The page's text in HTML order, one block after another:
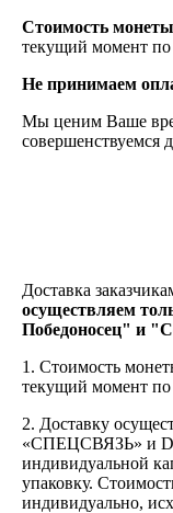
Стоимость
текущий момент по
Не принимаем
Мы ценим Ваше
совершенствуемся
Доставка
осуществляем
Победоносец" и
1. Стоимость
текущий момент по
2. Доставку
«СПЕЦСВЯЗЬ» и
индивидуальной
упаковку.
индивидуально,